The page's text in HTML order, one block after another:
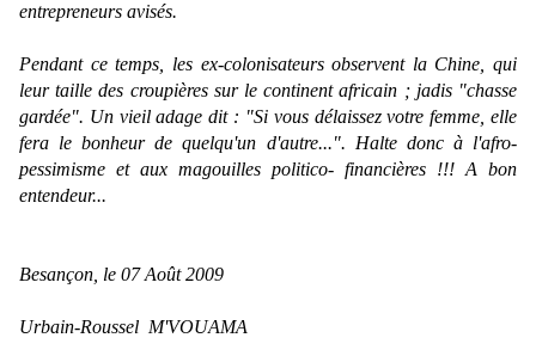
entrepreneurs avisés.
Pendant ce temps, les ex-colonisateurs observent la Chine, qui
leur taille des croupières sur le continent africain ; jadis "chasse
gardée". Un vieil adage dit : "Si vous délaissez votre femme, elle
fera le bonheur de quelqu'un d'autre...". Halte donc à l'afro-
pessimisme et aux magouilles politico- financières !!! A bon
entendeur...
Besançon, le 07 Août 2009
Urbain-Roussel M'VOUAMA